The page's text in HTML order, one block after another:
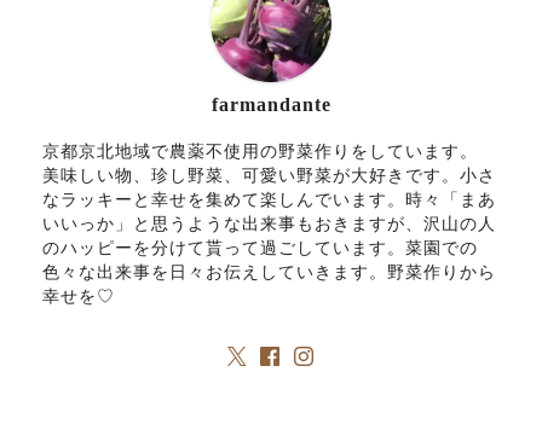
farmandante
京都京北地域で農薬不使用の野菜作りをしています。
美味しい物、珍し野菜、可愛い野菜が大好きです。小さ
なラッキーと幸せを集めて楽しんでいます。時々「まあ
いいっか」と思うような出来事もおきますが、沢山の人
のハッピーを分けて貰って過ごしています。菜園での
色々な出来事を日々お伝えしていきます。野菜作りから
幸せを♡